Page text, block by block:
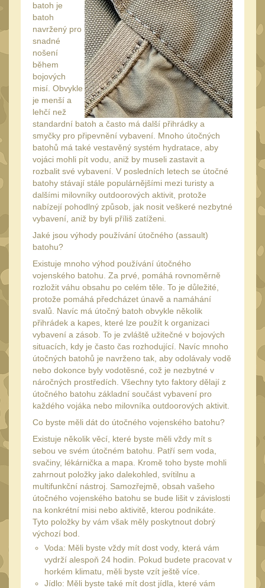
Raily, lišty, krytky66
Přední rukojeti50
Zadní rukojeti20
Mechanická mířidla30
Dvojnožky
Dvojnožky na hlaveň2
Dvojnožky pro picatinny
Dvojnožky pro M-LOK9
Dvojnožky pro Keymod
Dvojnožky na otočný
čep 15
Popruhy a poutka 40
Príslušenstvo
OPTIKY (145)
Monokuláry 5
Kolimátory 53
Zvětšovací moduly5
LPVO 21
Na vzduchovku
Na kuše
Velký oční reliéf
Na dlouhé
vzdálenosti
Multi-range 32
Krátka a střední
vzdálenost16
Príslušenstvo pre
optiku 9
batoh je
batoh
navržený pro
snadné
nošení
během
bojových
misí. Obvykle
je menší a
lehčí než
standardní batoh a často má další přihrádky a
smyčky pro připevnění vybavení. Mnoho útočných
batohů má také vestavěný systém hydratace, aby
vojáci mohli pít vodu, aniž by museli zastavit a
rozbalit své vybavení. V posledních letech se útočné
batohy stávají stále populárnějšími mezi turisty a
dalšími milovníky outdoorových aktivit, protože
nabízejí pohodlný způsob, jak nosit veškeré nezbytné
vybavení, aniž by byli příliš zatíženi.
Jaké jsou výhody používání útočného (assault)
batohu?
Existuje mnoho výhod používání útočného
vojenského batohu. Za prvé, pomáhá rovnoměrně
rozložit váhu obsahu po celém těle. To je důležité,
protože pomáhá předcházet únavě a namáhání
svalů. Navíc má útočný batoh obvykle několik
přihrádek a kapes, které lze použít k organizaci
vybavení a zásob. To je zvláště užitečné v bojových
situacích, kdy je často čas rozhodující. Navíc mnoho
útočných batohů je navrženo tak, aby odolávaly vodě
nebo dokonce byly vodotěsné, což je nezbytné v
náročných prostředích. Všechny tyto faktory dělají z
útočného batohu základní součást vybavení pro
každého vojáka nebo milovníka outdoorových aktivit.
Co byste měli dát do útočného vojenského batohu?
Existuje několik věcí, které byste měli vždy mít s
sebou ve svém útočném batohu. Patří sem voda,
svačiny, lékárnička a mapa. Kromě toho byste mohli
zahrnout položky jako dalekohled, svítilnu a
multifunkční nástroj. Samozřejmě, obsah vašeho
útočného vojenského batohu se bude lišit v závislosti
na konkrétní misi nebo aktivitě, kterou podnikáte.
Tyto položky by vám však měly poskytnout dobrý
výchozí bod.
Voda: Měli byste vždy mít dost vody, která vám
vydrží alespoň 24 hodin. Pokud budete pracovat v
horkém klimatu, měli byste vzít ještě více.
Jídlo: Měli byste také mít dost jídla, které vám